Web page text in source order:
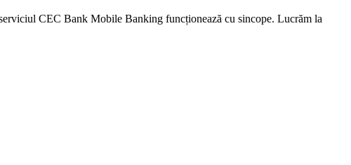
CEC Bank Mobile Banking funcționează cu sincope. Lucrăm la